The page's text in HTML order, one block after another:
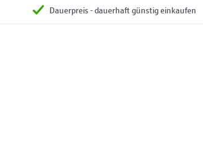
Dauerpreis - dauerhaft günstig einkaufen